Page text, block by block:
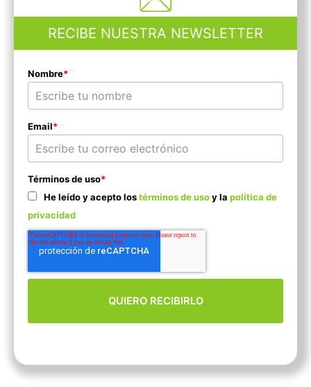
RECIBE NUESTRA NEWSLETTER
Nombre*
Email*
Términos de uso*
He leído y acepto lostérminos de usoy la política de
privacidad